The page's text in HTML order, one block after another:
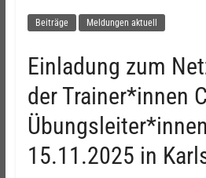
Beiträge Meldungen aktuell
Einladung zum
der Trainer*innen
15.11.2025 in